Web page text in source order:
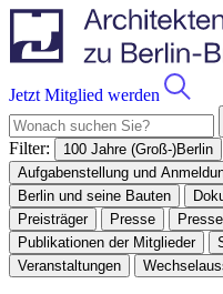
Jetzt Mitglied werden
Filter: 100 Jahre (Groß-)Berlin
Aufgabenstellung und
Berlin und seine Bauten
Preisträger
Presse
Publikationen der Mitglieder
Veranstaltungen